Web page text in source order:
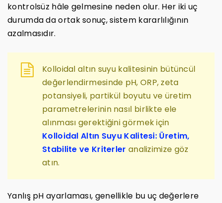
kontrolsüz hâle gelmesine neden olur. Her iki uç
durumda da ortak sonuç, sistem kararlılığının
azalmasıdır.
Kolloidal altın suyu kalitesinin bütüncül
değerlendirmesinde pH, ORP, zeta
potansiyeli, partikül boyutu ve üretim
parametrelerinin nasıl birlikte ele
alınması gerektiğini görmek için
Kolloidal Altın Suyu Kalitesi: Üretim,
Stabilite ve Kriterler analizimize göz
atın.
Yanlış pH ayarlaması, genellikle bu uç değerlere